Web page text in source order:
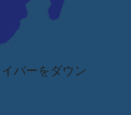
バーをダウン